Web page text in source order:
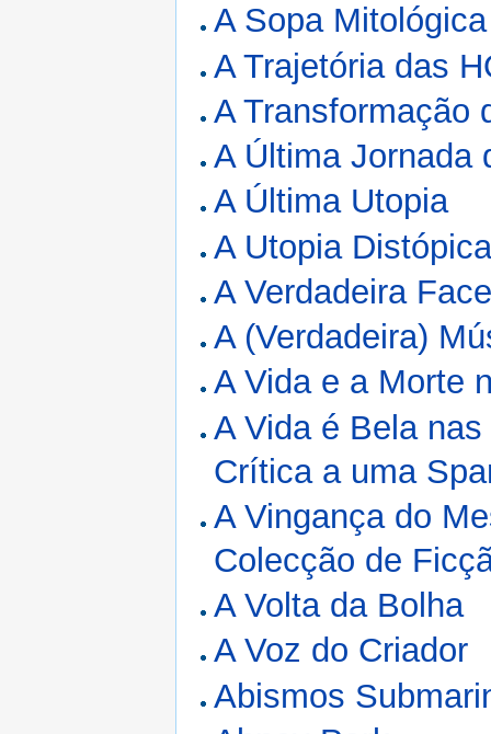
A Sopa
A Trajetória das
A Transformação
A Última Jornada
A Última Utopia
A Utopia
A Verdadeira
A (Verdadeira)
A Vida e a Morte
A Vida é Bela
Crítica a uma
A Vingança do
Colecção de
A Volta da Bolha
A Voz do Criador
Abismos